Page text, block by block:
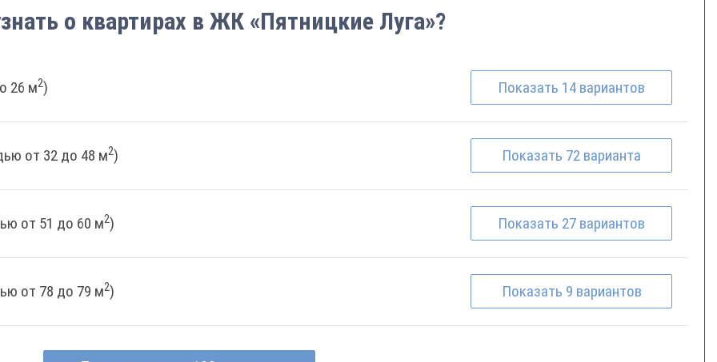
о квартирах в ЖК «Пятницкие Луга»?
26 м2) Показать 14 вариантов
от 32 до 48 м2) Показать 72 варианта
от 51 до 60 м2) Показать 27 вариантов
от 78 до 79 м2) Показать 9 вариантов